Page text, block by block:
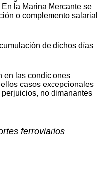
la Marina Mercante se
o complemento salarial
de dichos días
en las condiciones
casos excepcionales
no dimanantes
ferroviarios